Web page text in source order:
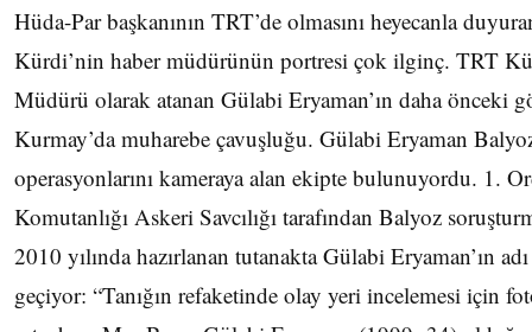
Hüda-Par başkanının TRT’de olmasını heyecanla
Kürdi’nin haber müdürünün portresi çok ilginç. TRT
Müdürü olarak atanan Gülabi Eryaman’ın daha önceki
Kurmay’da muharebe çavuşluğu. Gülabi Eryaman
operasyonlarını kameraya alan ekipte bulunuyordu. 1.
Komutanlığı Askeri Savcılığı tarafından Balyoz
2010 yılında hazırlanan tutanakta Gülabi Eryaman’ın
geçiyor: “Tanığın refaketinde olay yeri incelemesi için